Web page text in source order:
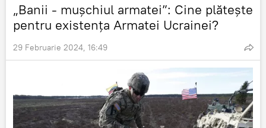
„Banii - mușchiul armatei”: Cine plătește
pentru existența Armatei Ucrainei?
29 Februarie 2024, 16:49